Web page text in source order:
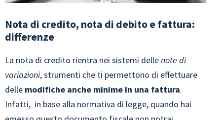
Nota di credito, nota di debito e fattura:
differenze
La nota di credito rientra nei sistemi dellenote di
variazioni, strumenti che ti permettono di effettuare
delle modifiche anche minime in una fattura.
Infatti, in base alla normativa di legge, quando hai